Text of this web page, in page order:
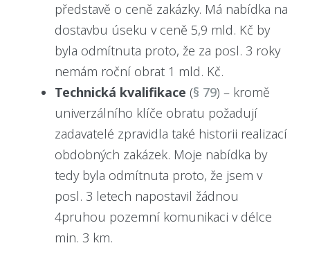
představě o ceně zakázky. Má nabídka na
dostavbu úseku v ceně 5,9 mld. Kč by
byla odmítnuta proto, že za posl. 3 roky
nemám roční obrat 1 mld. Kč.
Technická kvalifikace (§ 79) – kromě
univerzálního klíče obratu požadují
zadavatelé zpravidla také historii realizací
obdobných zakázek. Moje nabídka by
tedy byla odmítnuta proto, že jsem v
posl. 3 letech napostavil žádnou
4pruhou pozemní komunikaci v délce
min. 3 km.